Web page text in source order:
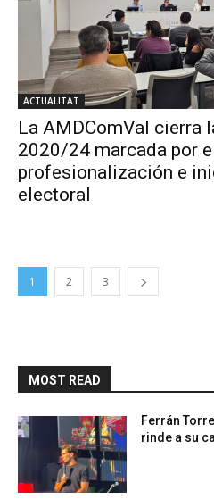
ACTUALITAT
La AMDComVal cierra
2020/24 marcada por
profesionalización e
electoral
1 2 3
MOST READ
Ferrán
rinde a su